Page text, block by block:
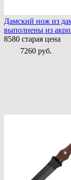
Дамский нож из
выполнены из
8580 старая цена
7260 руб.